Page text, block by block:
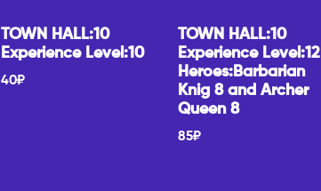
TOWN HALL:10
Experience Level:10
40₽
TOWN HALL:10
Experience Level:12
Heroes:Barbarian
Knig 8 and Archer
Queen 8
85₽